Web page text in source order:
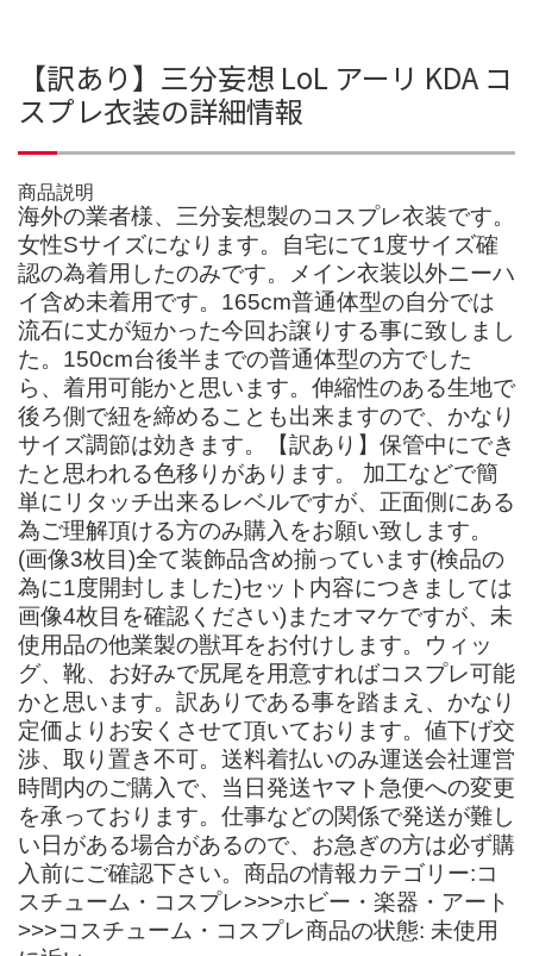
【訳あり】三分妄想 LoL アーリ KDA コ
スプレ衣装の詳細情報
商品説明
海外の業者様、三分妄想製のコスプレ衣装です。
女性Sサイズになります。自宅にて1度サイズ確
認の為着用したのみです。メイン衣装以外ニーハ
イ含め未着用です。165cm普通体型の自分では
流石に丈が短かった今回お譲りする事に致しまし
た。150cm台後半までの普通体型の方でした
ら、着用可能かと思います。伸縮性のある生地で
後ろ側で紐を締めることも出来ますので、かなり
サイズ調節は効きます。【訳あり】保管中にでき
たと思われる色移りがあります。 加工などで簡
単にリタッチ出来るレベルですが、正面側にある
為ご理解頂ける方のみ購入をお願い致します。
(画像3枚目)全て装飾品含め揃っています(検品の
為に1度開封しました)セット内容につきましては
画像4枚目を確認ください)またオマケですが、未
使用品の他業製の獣耳をお付けします。ウィッ
グ、靴、お好みで尻尾を用意すればコスプレ可能
かと思います。訳ありである事を踏まえ、かなり
定価よりお安くさせて頂いております。値下げ交
渉、取り置き不可。送料着払いのみ運送会社運営
時間内のご購入で、当日発送ヤマト急便への変更
を承っております。仕事などの関係で発送が難し
い日がある場合があるので、お急ぎの方は必ず購
入前にご確認下さい。商品の情報カテゴリー:コ
スチューム・コスプレ>>>ホビー・楽器・アート
>>>コスチューム・コスプレ商品の状態: 未使用